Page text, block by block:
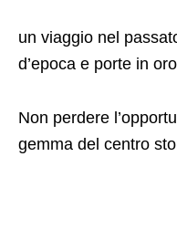
un viaggio nel
d’epoca e porte in
Non perdere
gemma del centro